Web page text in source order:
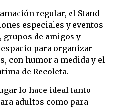
regular, el Stand
especiales y eventos
grupos de amigos y
para organizar
con humor a medida y el
de Recoleta.
lo hace ideal tanto
adultos como para